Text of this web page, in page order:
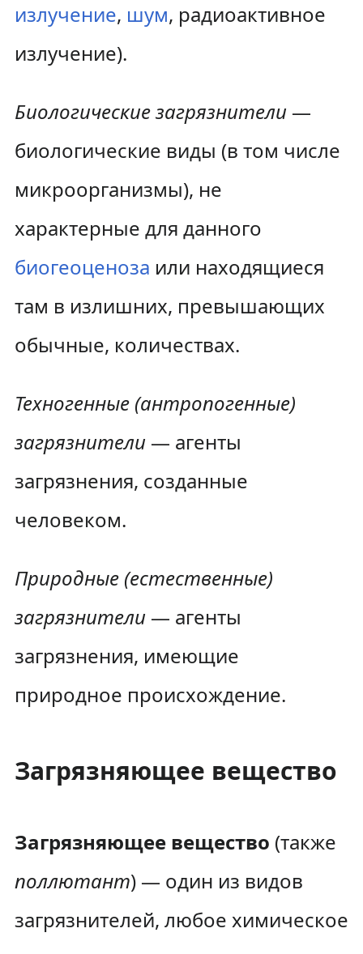
излучение, шум, радиоактивное
излучение).
Биологические загрязнители —
биологические виды (в том числе
микроорганизмы), не
характерные для данного
биогеоценоза или находящиеся
там в излишних, превышающих
обычные, количествах.
Техногенные (антропогенные)
загрязнители — агенты
загрязнения, созданные
человеком.
Природные (естественные)
загрязнители — агенты
загрязнения, имеющие
природное происхождение.
Загрязняющее вещество
Загрязняющее вещество (также
поллютант) — один из видов
загрязнителей, любое химическое